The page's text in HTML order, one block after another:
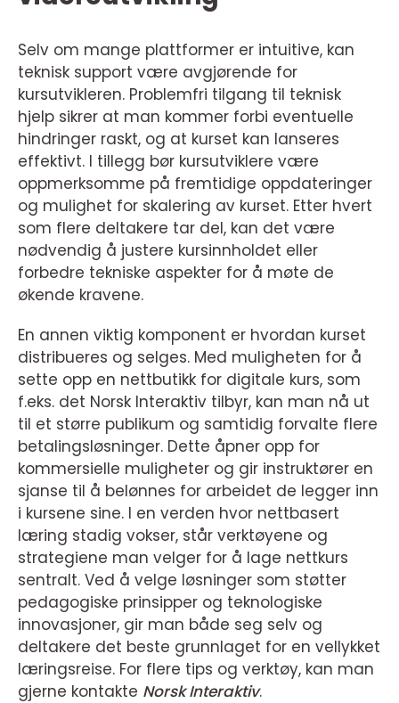
Selv om mange plattformer er intuitive, kan
teknisk support være avgjørende for
kursutvikleren. Problemfri tilgang til teknisk
hjelp sikrer at man kommer forbi eventuelle
hindringer raskt, og at kurset kan lanseres
effektivt. I tillegg bør kursutviklere være
oppmerksomme på fremtidige oppdateringer
og mulighet for skalering av kurset. Etter hvert
som flere deltakere tar del, kan det være
nødvendig å justere kursinnholdet eller
forbedre tekniske aspekter for å møte de
økende kravene.
En annen viktig komponent er hvordan kurset
distribueres og selges. Med muligheten for å
sette opp en nettbutikk for digitale kurs, som
f.eks. det Norsk Interaktiv tilbyr, kan man nå ut
til et større publikum og samtidig forvalte flere
betalingsløsninger. Dette åpner opp for
kommersielle muligheter og gir instruktører en
sjanse til å belønnes for arbeidet de legger inn
i kursene sine. I en verden hvor nettbasert
læring stadig vokser, står verktøyene og
strategiene man velger for å lage nettkurs
sentralt. Ved å velge løsninger som støtter
pedagogiske prinsipper og teknologiske
innovasjoner, gir man både seg selv og
deltakere det beste grunnlaget for en vellykket
læringsreise. For flere tips og verktøy, kan man
gjerne kontakte Norsk Interaktiv.